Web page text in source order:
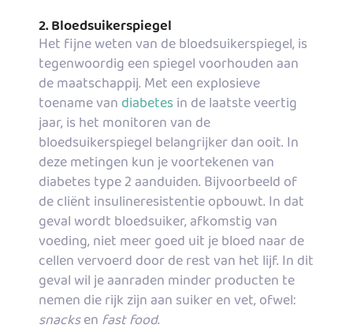
2. Bloedsuikerspiegel
Het fijne weten van de bloedsuikerspiegel, is
tegenwoordig een spiegel voorhouden aan
de maatschappij. Met een explosieve
toename van diabetesin de laatste veertig
jaar, is het monitoren van de
bloedsuikerspiegel belangrijker dan ooit. In
deze metingen kun je voortekenen van
diabetes type 2 aanduiden. Bijvoorbeeld of
de cliënt insulineresistentie opbouwt. In dat
geval wordt bloedsuiker, afkomstig van
voeding, niet meer goed uit je bloed naar de
cellen vervoerd door de rest van het lijf. In dit
geval wil je aanraden minder producten te
nemen die rijk zijn aan suiker en vet, ofwel:
snacksen fast food.